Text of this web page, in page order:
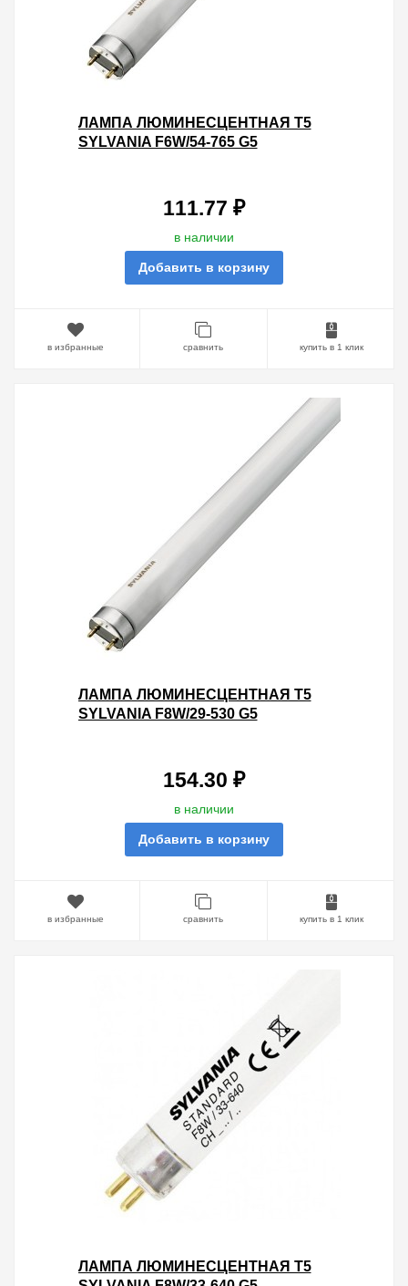
ЛАМПА ЛЮМИНЕСЦЕНТНАЯ T5
SYLVANIA F6W/54-765 G5
111.77 ₽
в наличии
Добавить в корзину
в избранные сравнить купить в 1 клик
ЛАМПА ЛЮМИНЕСЦЕНТНАЯ T5
SYLVANIA F8W/29-530 G5
154.30 ₽
в наличии
Добавить в корзину
в избранные сравнить купить в 1 клик
ЛАМПА ЛЮМИНЕСЦЕНТНАЯ T5